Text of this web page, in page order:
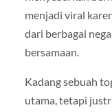
menjadi viral
dari berbagai
bersamaan.
Kadang sebuah
utama, tetapi